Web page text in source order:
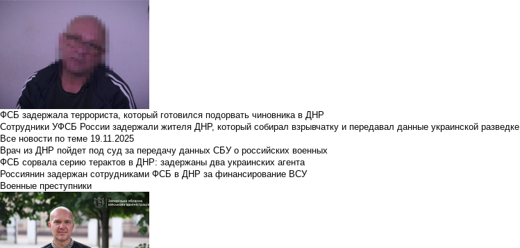
ФСБ задержала террориста, который готовился подорвать чиновника в ДНР
Сотрудники УФСБ России задержали жителя ДНР, который собирал взрывчатку и передавал данные украинской разведке
Все новости по теме 19.11.2025
Врач из ДНР пойдет под суд за передачу данных СБУ о российских военных
ФСБ сорвала серию терактов в ДНР: задержаны два украинских агента
Россиянин задержан сотрудниками ФСБ в ДНР за финансирование ВСУ
Военные преступники